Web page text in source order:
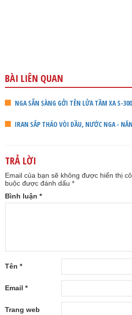
BÀI LIÊN QUAN
NGA SẴN SÀNG GỞI TÊN LỬA TẦM XA S-
IRAN SẮP THÁO VÒI DẦU, NƯỚC NGA -
TRẢ LỜI
Email của bạn sẽ không được hiển thị
buộc được đánh dấu *
Bình luận *
Tên *
Email *
Trang web